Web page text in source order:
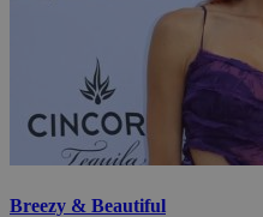
Breezy & Beautiful